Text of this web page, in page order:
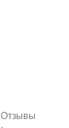
Отзывы